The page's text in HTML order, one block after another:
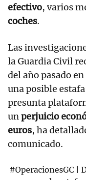
efectivo, varios
coches.
Las
la Guardia Civil
del año pasado
una posible
presunta
unperjuicio
euros, ha
comunicado.
#OperacionesGC |